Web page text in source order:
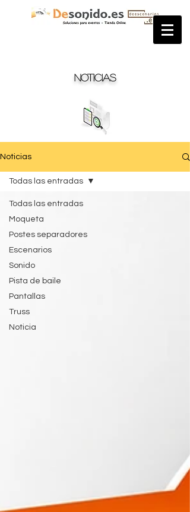
Noticias
Noticias
Todas las entradas
Moqueta
Postes separadores
Escenarios
Sonido
Pista de baile
Pantallas
Truss
Noticia
Todas las entradas